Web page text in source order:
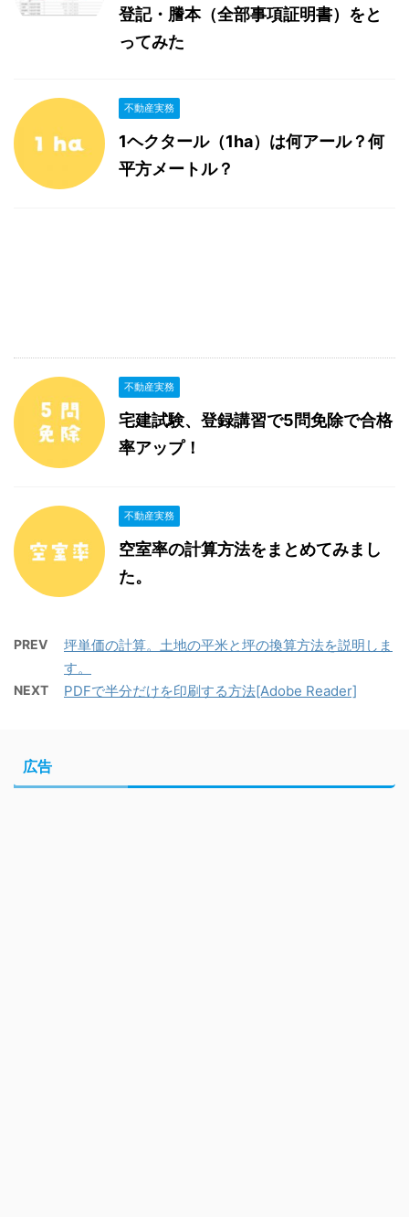
登記・謄本（全部事項証明書）をと
ってみた
不動産実務
1ヘクタール（1ha）は何アール？何
平方メートル？
不動産実務
宅建試験、登録講習で5問免除で合格
率アップ！
不動産実務
空室率の計算方法をまとめてみまし
た。
PREV
坪単価の計算。土地の平米と坪の換算方法を説明しま
す。
NEXT PDFで半分だけを印刷する方法[Adobe Reader]
広告